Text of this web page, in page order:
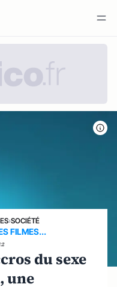
›SOCIÉTÉ
FILMES...
du sexe
une